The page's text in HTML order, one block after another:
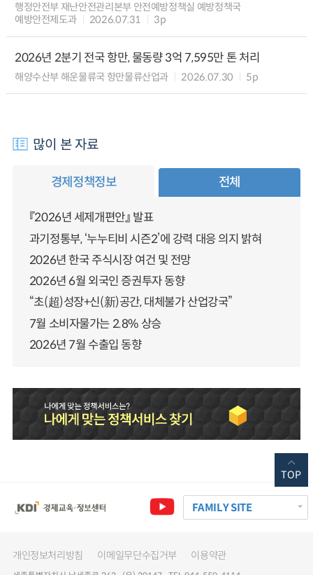
행정안전부 재난안전관리본부 안전예방정책실 예방정책국
예방안전제도과
2026.07.31 3p
2026년 2분기 전국 항만, 물동량 3억 7,595만 톤 처리
해양수산부 해운물류국 항만물류산업과 2026.07.30 5p
많이 본 자료
경제정책정보 전체
『2026년 세제개편안』 발표
과기정통부, ‘누누티비 시즌2’에 강력 대응 의지 밝혀
2026년 한국 주식시장 여건 및 전망
2026년 6월 외국인 증권투자 동향
“초(超)성장+신(新)공간, 대체불가 산업강국”
7월 소비자물가는 2.8% 상승
2026년 7월 수출입 동향
FAMILY SITE
개인정보처리방침 이메일무단수집거부 이용약관
TOP